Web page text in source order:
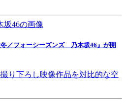
／フォーシーズンズ 乃木坂46』が開
り下ろし映像作品を対比的な空